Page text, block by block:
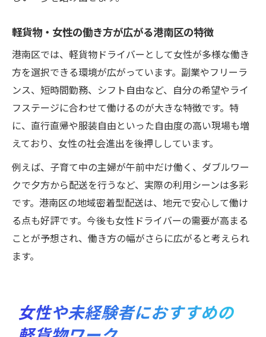
軽貨物・女性の働き方が広がる港南区の特徴
港南区では、軽貨物ドライバーとして女性が多様な働き
方を選択できる環境が広がっています。副業やフリーラ
ンス、短時間勤務、シフト自由など、自分の希望やライ
フステージに合わせて働けるのが大きな特徴です。特
に、直行直帰や服装自由といった自由度の高い現場も増
えており、女性の社会進出を後押ししています。
例えば、子育て中の主婦が午前中だけ働く、ダブルワー
クで夕方から配送を行うなど、実際の利用シーンは多彩
です。港南区の地域密着型配送は、地元で安心して働け
る点も好評です。今後も女性ドライバーの需要が高まる
ことが予想され、働き方の幅がさらに広がると考えられ
ます。
女性や未経験者におすすめの